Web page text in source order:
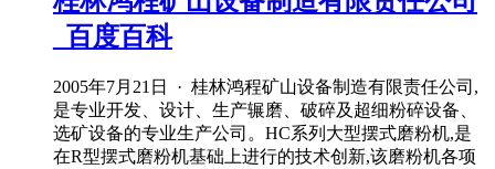
_百度百科
2005年7月21日 · 桂林鸿程矿山设备制造有限责任公司,
是专业开发、设计、生产辗磨、破碎及超细粉碎设备、
选矿设备的专业生产公司。HC系列大型摆式磨粉机,是
在R型摆式磨粉机基础上进行的技术创新,该磨粉机各项